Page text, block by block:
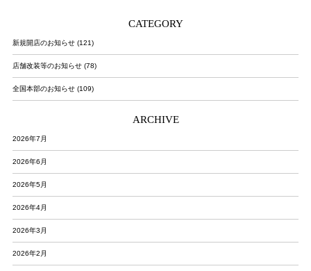
CATEGORY
新規開店のお知らせ (121)
店舗改装等のお知らせ (78)
全国本部のお知らせ (109)
ARCHIVE
2026年7月
2026年6月
2026年5月
2026年4月
2026年3月
2026年2月